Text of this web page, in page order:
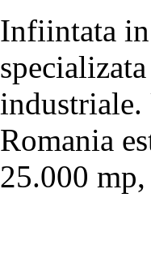
Infiintata
industriale.
Romania
25.000